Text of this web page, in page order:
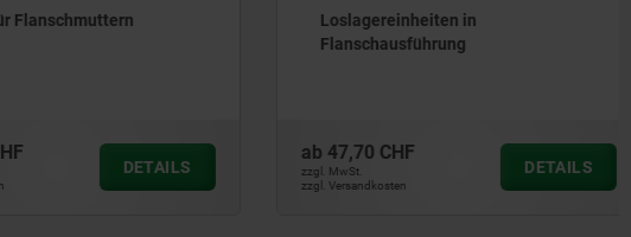
DETAILS
Loslagereinheiten in
Flanschausführung
ab47,70 CHF
zzgl. MwSt.
zzgl. Versandkosten
DETAILS